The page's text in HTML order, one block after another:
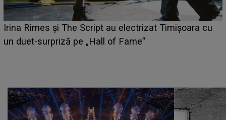
Irina Rimes și The Script au electrizat Timișoara cu
un duet-surpriză pe „Hall of Fame”